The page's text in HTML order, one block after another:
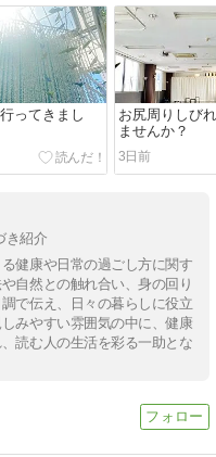
ってきまし
お尻周りしび
ませんか？
3日前
き紹介
健康や日常の過ごし方に関す
自然との触れ合い、身の回り
で伝え、日々の暮らしに役立
みやすい雰囲気の中に、健康
読む人の生活を彩る一助とな